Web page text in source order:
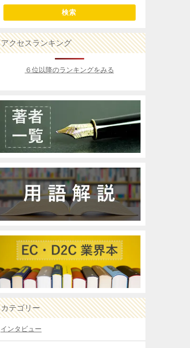
検索
アクセスランキング
６位以降のランキングをみる
カテゴリー
インタビュー